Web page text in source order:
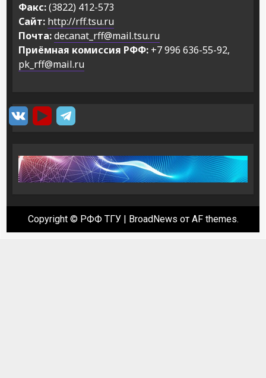
Факс:(3822) 412-573
Сайт: http://rff.tsu.ru
Почта:decanat_rff@mail.tsu.ru
Приёмная комиссия РФФ: +7 996 636-55-92,
pk_rff@mail.ru
Copyright © РФФ ТГУ BroadNews от AF themes.